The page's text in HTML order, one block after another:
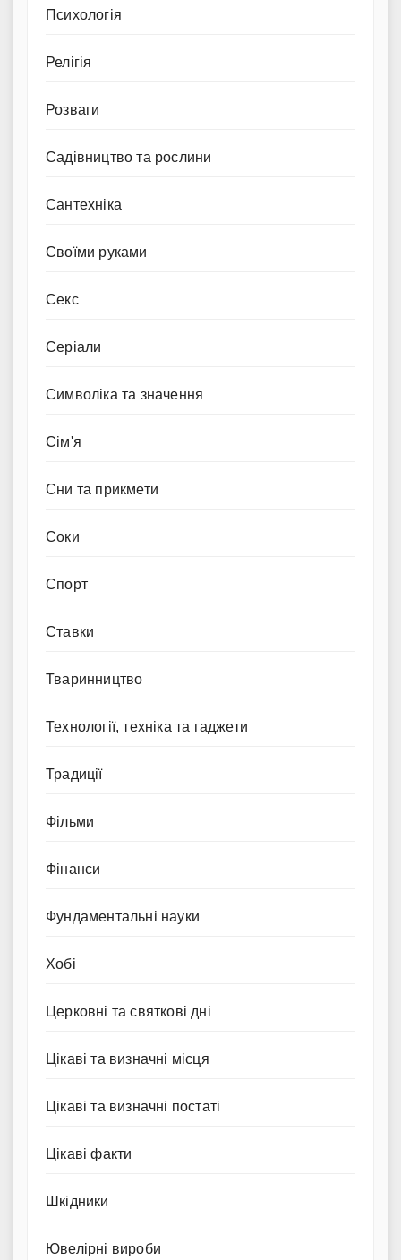
Психологія
Релігія
Розваги
Садівництво та рослини
Сантехніка
Своїми руками
Секс
Серіали
Символіка та значення
Сім'я
Сни та прикмети
Соки
Спорт
Ставки
Тваринництво
Технології, техніка та гаджети
Традиції
Фільми
Фінанси
Фундаментальні науки
Хобі
Церковні та святкові дні
Цікаві та визначні місця
Цікаві та визначні постаті
Цікаві факти
Шкідники
Ювелірні вироби